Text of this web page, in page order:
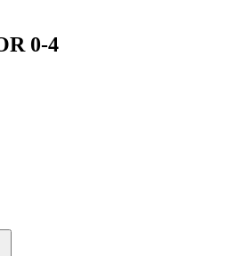
0-4